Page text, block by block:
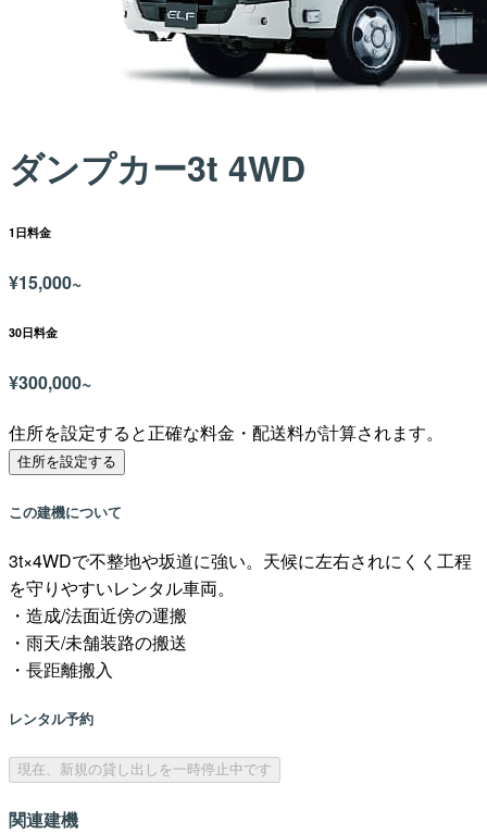
ダンプカー3t 4WD
1日料金
¥15,000~
30日料金
¥300,000~
住所を設定すると正確な料金・配送料が計算されます。
住所を設定する
この建機について
3t×4WDで不整地や坂道に強い。天候に左右されにくく工程
を守りやすいレンタル車両。
・造成/法面近傍の運搬
・雨天/未舗装路の搬送
・長距離搬入
レンタル予約
現在、新規の貸し出しを一時停止中です
関連建機